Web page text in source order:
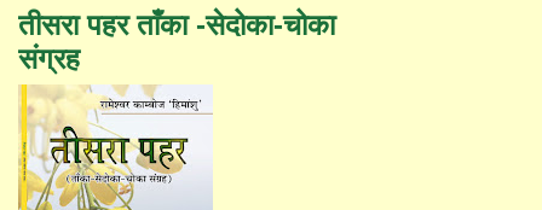
तीसरा पहर ताँका -सेदोका-चोका
संग्रह